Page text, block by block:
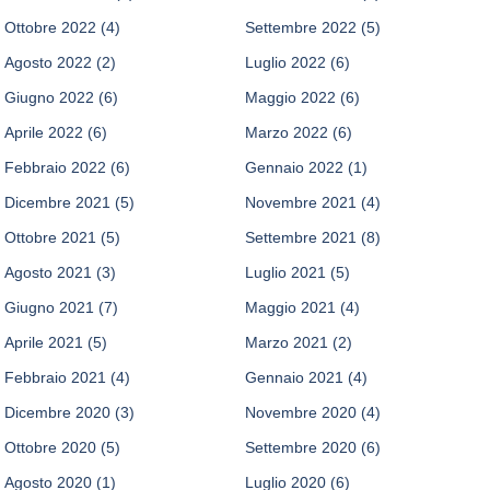
Ottobre 2022 (4) Settembre 2022 (5)
Agosto 2022 (2) Luglio 2022 (6)
Giugno 2022 (6) Maggio 2022 (6)
Aprile 2022 (6) Marzo 2022 (6)
Febbraio 2022 (6) Gennaio 2022 (1)
Dicembre 2021 (5) Novembre 2021 (4)
Ottobre 2021 (5) Settembre 2021 (8)
Agosto 2021 (3) Luglio 2021 (5)
Giugno 2021 (7) Maggio 2021 (4)
Aprile 2021 (5) Marzo 2021 (2)
Febbraio 2021 (4) Gennaio 2021 (4)
Dicembre 2020 (3) Novembre 2020 (4)
Ottobre 2020 (5) Settembre 2020 (6)
Agosto 2020 (1) Luglio 2020 (6)